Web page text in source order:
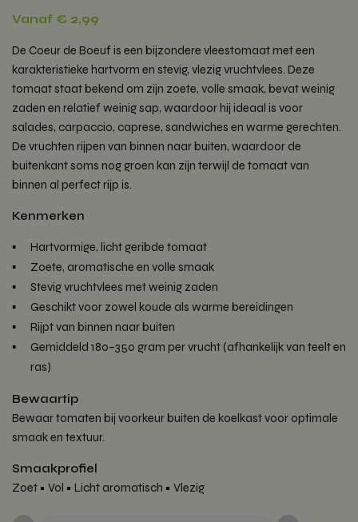
Vanaf € 2,99
De Coeur de Boeuf is een bijzondere vleestomaat met een
karakteristieke hartvorm en stevig, vlezig vruchtvlees. Deze
tomaat staat bekend om zijn zoete, volle smaak, bevat weinig
zaden en relatief weinig sap, waardoor hij ideaal is voor
salades, carpaccio, caprese, sandwiches en warme gerechten.
De vruchten rijpen van binnen naar buiten, waardoor de
buitenkant soms nog groen kan zijn terwijl de tomaat van
binnen al perfect rijp is.
Kenmerken
Hartvormige, licht geribde tomaat
Zoete, aromatische en volle smaak
Stevig vruchtvlees met weinig zaden
Geschikt voor zowel koude als warme bereidingen
Rijpt van binnen naar buiten
Gemiddeld 180–350 gram per vrucht (afhankelijk van teelt en
ras)
Bewaartip
Bewaar tomaten bij voorkeur buiten de koelkast voor optimale
smaak en textuur.
Smaakprofiel
Zoet • Vol • Licht aromatisch • Vlezig